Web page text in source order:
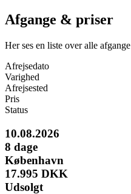
Afgange & priser
Her ses en liste over alle afgange
Afrejsedato
Varighed
Afrejsested
Pris
Status
10.08.2026
8 dage
København
17.995 DKK
Udsolgt